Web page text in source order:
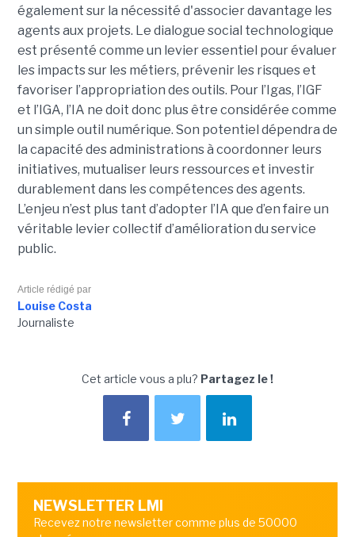
également sur la nécessité d'associer davantage les
agents aux projets. Le dialogue social technologique
est présenté comme un levier essentiel pour évaluer
les impacts sur les métiers, prévenir les risques et
favoriser l’appropriation des outils. Pour l’Igas, l’IGF
et l’IGA, l’IA ne doit donc plus être considérée comme
un simple outil numérique. Son potentiel dépendra de
la capacité des administrations à coordonner leurs
initiatives, mutualiser leurs ressources et investir
durablement dans les compétences des agents.
L’enjeu n’est plus tant d’adopter l’IA que d’en faire un
véritable levier collectif d’amélioration du service
public.
Article rédigé par
Louise Costa
Journaliste
Cet article vous a plu? Partagez le !
NEWSLETTER LMI
Recevez notre newsletter comme plus de 50000